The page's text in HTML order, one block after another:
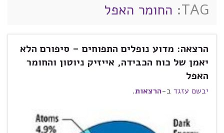
TAG: החומר האפל
הרצאה: מדוע נופלים התפוחים – סיפורם הלא
יאמן של כוח הכבידה, אייזיק ניוטון והחומר
האפל
יבשם עזגד ב-הרצאות.